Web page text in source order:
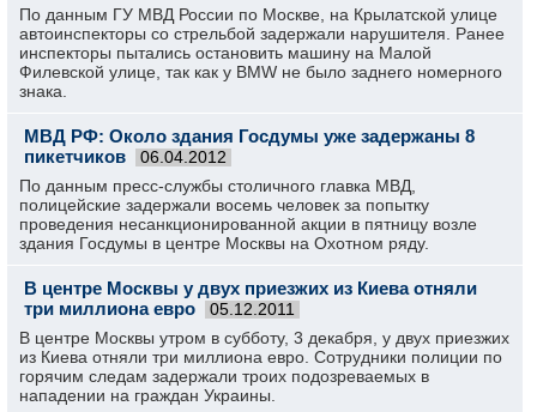
По данным ГУ МВД России по Москве, на Крылатской улице
автоинспекторы со стрельбой задержали нарушителя. Ранее
инспекторы пытались остановить машину на Малой
Филевской улице, так как у BMW не было заднего номерного
знака.
МВД РФ: Около здания Госдумы уже задержаны 8
пикетчиков
06.04.2012
По данным пресс-службы столичного главка МВД,
полицейские задержали восемь человек за попытку
проведения несанкционированной акции в пятницу возле
здания Госдумы в центре Москвы на Охотном ряду.
В центре Москвы у двух приезжих из Киева отняли
три миллиона евро
05.12.2011
В центре Москвы утром в субботу, 3 декабря, у двух приезжих
из Киева отняли три миллиона евро. Сотрудники полиции по
горячим следам задержали троих подозреваемых в
нападении на граждан Украины.